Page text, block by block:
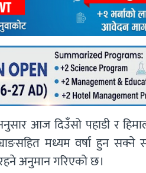
आज दिउँसो पहाडी र
मध्यम वर्षा हुन
रहने अनुमान गरिएको छ।